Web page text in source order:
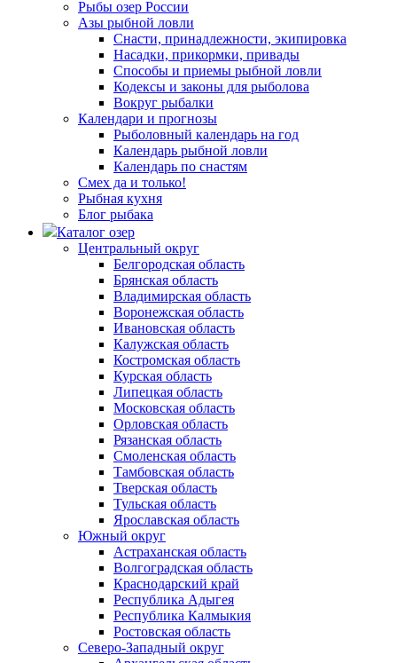
Рыбы озер России
Азы рыбной ловли
Снасти, принадлежности, экипировка
Насадки, прикормки, привады
Способы и приемы рыбной ловли
Кодексы и законы для рыболова
Вокруг рыбалки
Календари и прогнозы
Рыболовный календарь на год
Календарь рыбной ловли
Календарь по снастям
Смех да и только!
Рыбная кухня
Блог рыбака
Каталог озер
Центральный округ
Белгородская область
Брянская область
Владимирская область
Воронежская область
Ивановская область
Калужская область
Костромская область
Курская область
Липецкая область
Московская область
Орловская область
Рязанская область
Смоленская область
Тамбовская область
Тверская область
Тульская область
Ярославская область
Южный округ
Астраханская область
Волгоградская область
Краснодарский край
Республика Адыгея
Республика Калмыкия
Ростовская область
Северо-Западный округ